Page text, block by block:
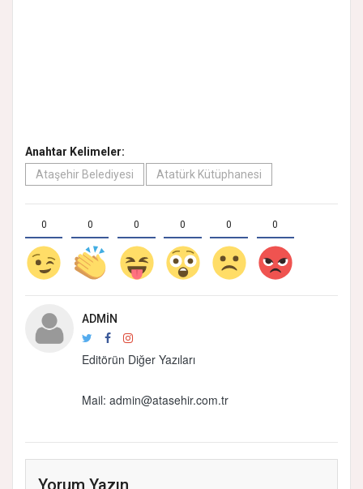
Anahtar Kelimeler:
Ataşehir Belediyesi
Atatürk Kütüphanesi
0 0 0 0 0 0
ADMIN
Editörün Diğer Yazıları
Mail: admin@atasehir.com.tr